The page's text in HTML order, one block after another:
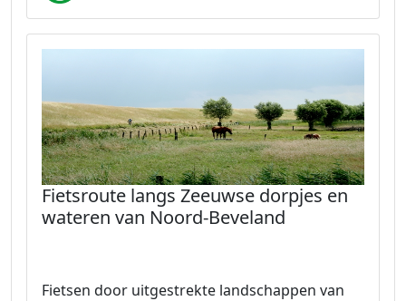
Fietsroute langs Zeeuwse dorpjes en
wateren van Noord-Beveland
Fietsen door uitgestrekte landschappen van